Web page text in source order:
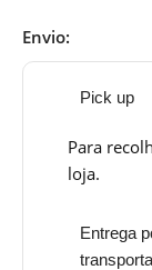
Envio:
Pick up
Para
loja.
Entrega